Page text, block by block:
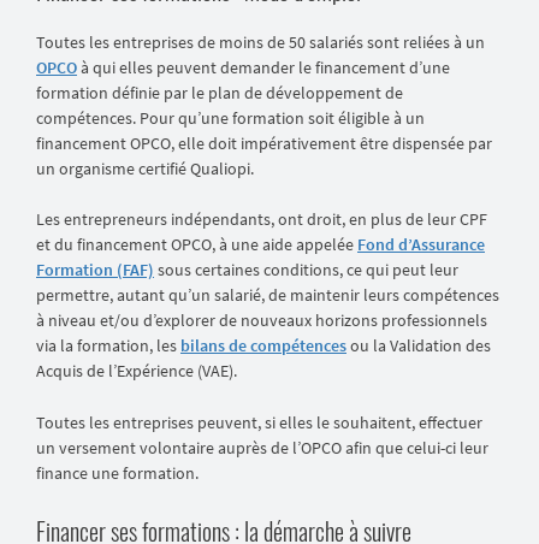
Toutes les entreprises de moins de 50 salariés sont reliées à un
OPCOà qui elles peuvent demander le financement d’une
formation définie par le plan de développement de
compétences. Pour qu’une formation soit éligible à un
financement OPCO, elle doit impérativement être dispensée par
un organisme certifié Qualiopi.
Les entrepreneurs indépendants, ont droit, en plus de leur CPF
et du financement OPCO, à une aide appelée Fond d’Assurance
Formation (FAF) sous certaines conditions, ce qui peut leur
permettre, autant qu’un salarié, de maintenir leurs compétences
à niveau et/ou d’explorer de nouveaux horizons professionnels
via la formation, les bilans de compétencesou la Validation des
Acquis de l’Expérience (VAE).
Toutes les entreprises peuvent, si elles le souhaitent, effectuer
un versement volontaire auprès de l’OPCO afin que celui-ci leur
finance une formation.
Financer ses formations : la démarche à suivre